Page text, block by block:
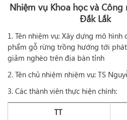
Nhiệm vụ Khoa học và Công
Đắk Lắk
1. Tên nhiệm vụ: Xây dựng mô
phẩm gỗ rừng trồng hướng tới
giảm nghèo trên địa bàn tỉnh
2. Tên chủ nhiệm nhiệm vụ: TS
3. Các thành viên thực hiện chính:
TT